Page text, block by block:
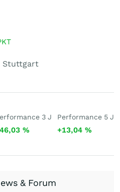
Stuttgart
3 J
%
Performance 5 J
+13,04 %
& Forum